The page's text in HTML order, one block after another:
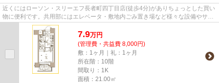
近くにはローソン・スリーエフ長者町四丁目店(徒歩4分)がありちょっとした買い
物に便利です。共用部にはエレベータ・敷地内ごみ置き場など様々な設備やサー
ビスが揃っているので便利で...
7.9万円
(管理費・共益費 8,000円)
敷：1ヶ月｜礼：1ヶ月
所在階：10階
間取り：1K
面積：21.00㎡